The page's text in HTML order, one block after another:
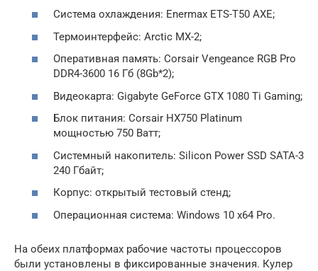
Система охлаждения: Enermax ETS-T50 AXE;
Термоинтерфейс: Arctic MX-2;
Оперативная память: Corsair Vengeance RGB Pro
DDR4-3600 16 Гб (8Gb*2);
Видеокарта: Gigabyte GeForce GTX 1080 Ti Gaming;
Блок питания: Corsair HX750 Platinum
мощностью 750 Ватт;
Системный накопитель: Silicon Power SSD SATA-3
240 Гбайт;
Корпус: открытый тестовый стенд;
Операционная система: Windows 10 x64 Pro.
На обеих платформах рабочие частоты процессоров
были установлены в фиксированные значения. Кулер